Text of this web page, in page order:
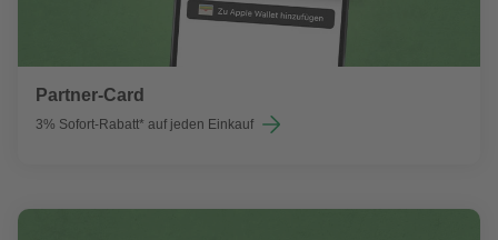
Partner-Card
3% Sofort-Rabatt* auf jeden Einkauf